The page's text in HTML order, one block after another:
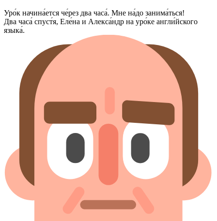
Уро́к начина́ется че́рез два часа́. Мне на́до занима́ться!
Два часа́ спуст́я, Еле́на и Алекса́ндр на уро́ке англи́йского
языка́.